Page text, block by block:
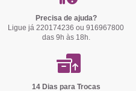
Precisa de ajuda?
Ligue já 220174236 ou 916967800
das 9h às 18h.
14 Dias para Trocas